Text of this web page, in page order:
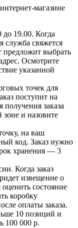
магазине
до 19.00. Когда
служба свяжется
предложит выбрать
Осмотрите
указанной
точек для
поступит на
заказа
зоне и назовите
на ваш
код. Заказ нужно
хранения — 3
Когда заказ
извещение о
состояние
коробку
оплаты заказа.
10 позиций и
100 000 р.